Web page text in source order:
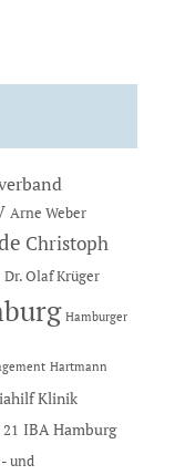
Arne Weber
Christoph
Dr. Olaf Krüger
Hamburger
Hartmann
Klinik
IBA Hamburg
und